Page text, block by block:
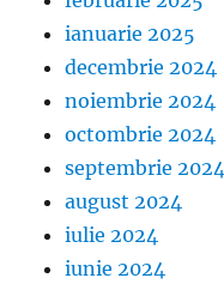
ianuarie 2025
decembrie 2024
noiembrie 2024
octombrie 2024
septembrie 2024
august 2024
iulie 2024
iunie 2024